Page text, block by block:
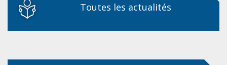
Toutes les actualités